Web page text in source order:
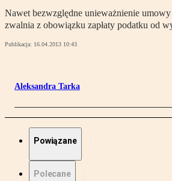
Nawet bezwzględne unieważnienie
zwalnia z obowiązku zapłaty podatku od
Publikacja: 16.04.2013 10:43
Aleksandra Tarka
Powiązane
Polecane